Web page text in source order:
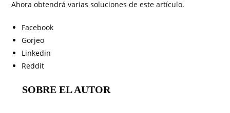
Ahora obtendrá varias soluciones de este artículo.
Facebook
Gorjeo
Linkedin
Reddit
SOBRE EL AUTOR